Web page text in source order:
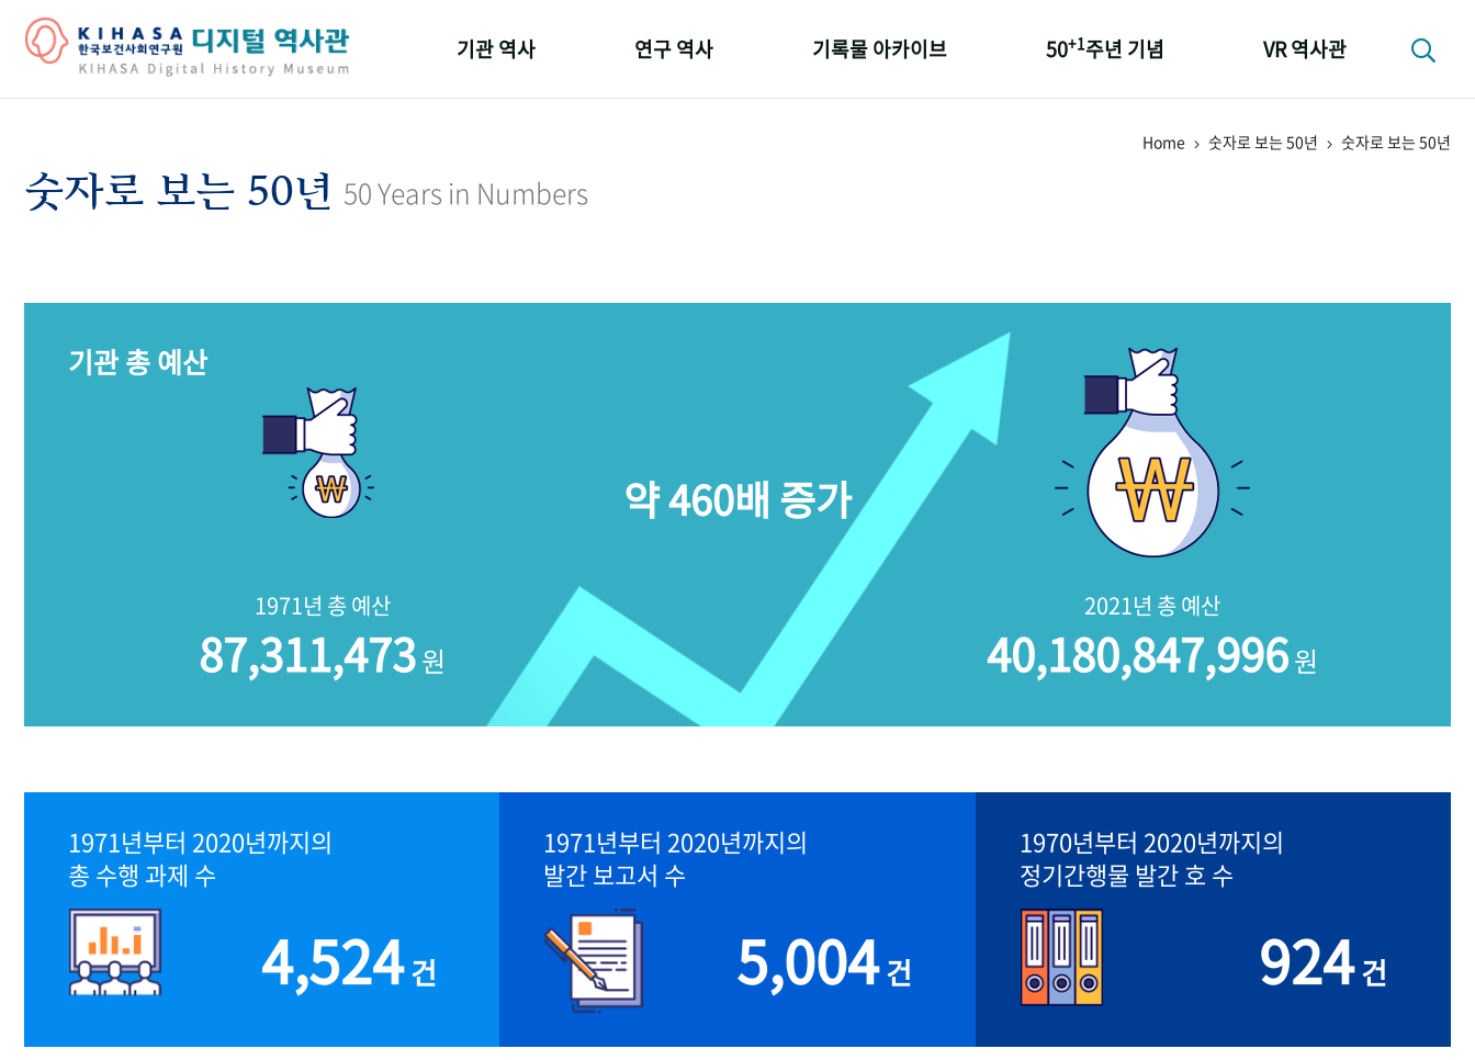
기관 역사 연구 역사 기록물 아카이브 50+1주년 기념 VR 역사관
Home 숫자로 보는 50년 숫자로 보는 50년
숫자로 보는 50년 50 Years in Numbers
기관 총 예산
1971년 총 예산
87,311,473원
2021년 총 예산
40,180,847,996원
약 460배 증가
1971년부터 2020년까지의
총 수행 과제 수
4,524건
1971년부터 2020년까지의
발간 보고서 수
5,004건
1970년부터 2020년까지의
정기간행물 발간 호 수
924건